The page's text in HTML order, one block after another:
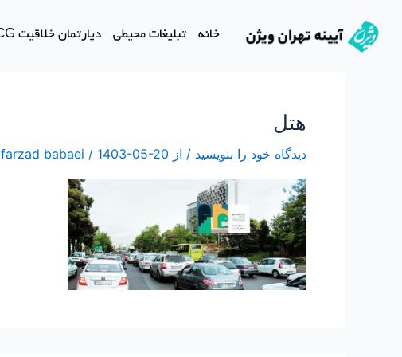
خانه تبلیغات محیطی دپارتمان خلاقیت VCG
هتل
دیدگاه‌ خود را بنویسید / از farzad babaei / 1403-05-20